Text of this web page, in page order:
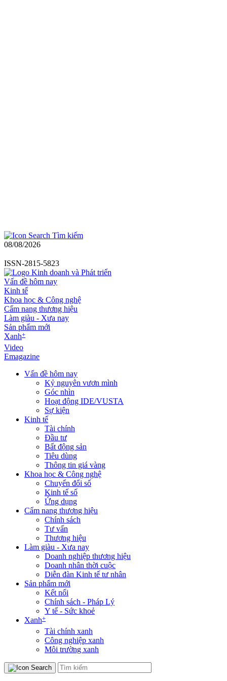
Tìm kiếm
08/08/2026
ISSN-2815-5823
Vấn đề hôm nay
Kinh tế
Khoa học & Công nghệ
Cẩm nang thương hiệu
Làm giàu - Xưa nay
Sản phẩm mới
Xanh+
Video
Emagazine
Vấn đề hôm nay
Kỷ nguyên vươn mình
Góc nhìn
Hoạt động IDE/VUSTA
Sự kiện
Kinh tế
Tài chính
Đầu tư
Bất động sản
Tiêu dùng
Thông tin giá vàng
Khoa học & Công nghệ
Chuyển đổi số
Kinh tế số
Ứng dụng
Cẩm nang thương hiệu
Chính sách
Tư vấn
Thương hiệu
Làm giàu - Xưa nay
Doanh nghiệp thương hiệu
Doanh nhân thời cuộc
Diễn đàn Kinh tế tư nhân
Sản phẩm mới
Kết nối
Chính sách - Pháp Lý
Y tế - Sức khoẻ
Xanh+
Tài chính xanh
Công nghiệp xanh
Môi trường xanh